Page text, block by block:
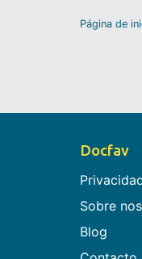
Página de
Docfav
Sobre
Blog